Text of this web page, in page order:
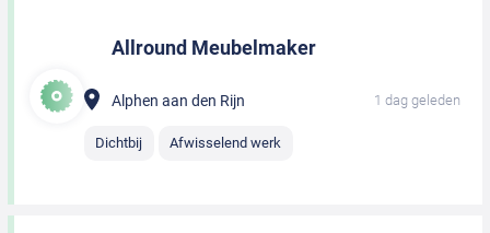
Allround Meubelmaker
Alphen aan den Rijn 1 dag geleden
Dichtbij Afwisselend werk